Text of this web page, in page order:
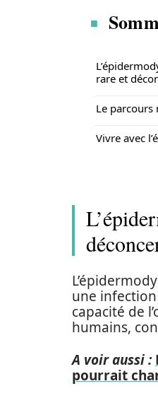
rare et
Le parcours
Vivre avec
une
capacité de
humains,
A voir aussi :
pourrait